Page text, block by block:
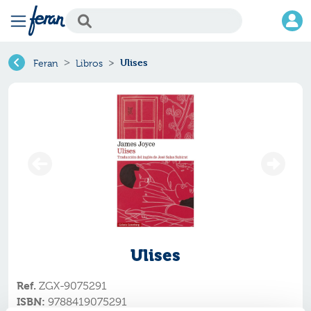
Feran Libros Ulises
Ulises
Ref. ZGX-9075291
ISBN: 9788419075291